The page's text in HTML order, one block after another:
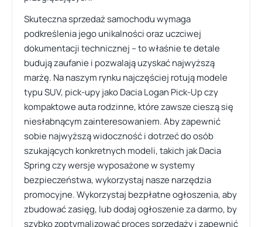
Skuteczna sprzedaż samochodu wymaga
podkreślenia jego unikalności oraz uczciwej
dokumentacji technicznej – to właśnie te detale
budują zaufanie i pozwalają uzyskać najwyższą
marżę. Na naszym rynku najczęściej rotują modele
typu SUV, pick-upy jako Dacia Logan Pick-Up czy
kompaktowe auta rodzinne, które zawsze cieszą się
niesłabnącym zainteresowaniem. Aby zapewnić
sobie najwyższą widoczność i dotrzeć do osób
szukających konkretnych modeli, takich jak Dacia
Spring czy wersje wyposażone w systemy
bezpieczeństwa, wykorzystaj nasze narzędzia
promocyjne. Wykorzystaj bezpłatne ogłoszenia, aby
zbudować zasięg, lub dodaj ogłoszenie za darmo, by
szybko zoptymalizować proces sprzedaży i zapewnić